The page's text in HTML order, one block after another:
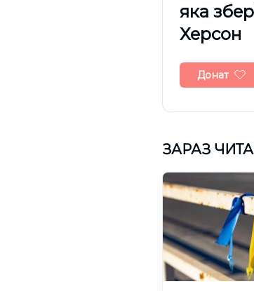
яка
Херсон
Донат
ЗАРАЗ